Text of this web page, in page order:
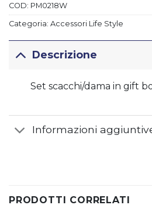
COD: PM0218W
Categoria: Accessori Life Style
Descrizione
Set scacchi/dama in gift
Informazioni
PRODOTTI CORRELATI